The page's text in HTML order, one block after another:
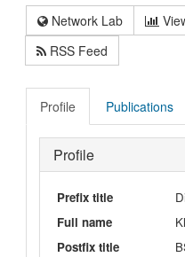
Network Lab
RSS Feed
Profile Publications
Profile
Prefix title
Full name
Postfix title